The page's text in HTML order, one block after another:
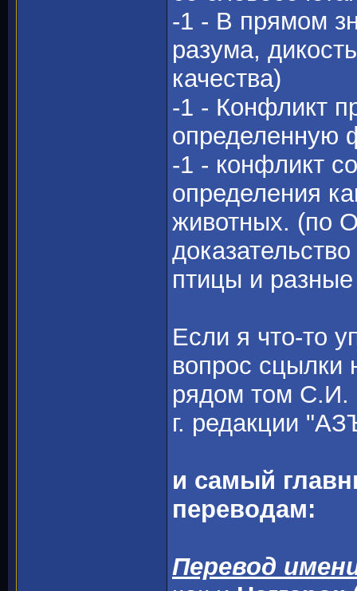
-1 - В прямом
разума,
качества)
-1 - Конфликт
определенную
-1 - конфликт
определения
животных. (по
птицы и
Если я что-то
вопрос сцылки
рядом том С.И.
г. редакции
и самый
переводам:
Перевод